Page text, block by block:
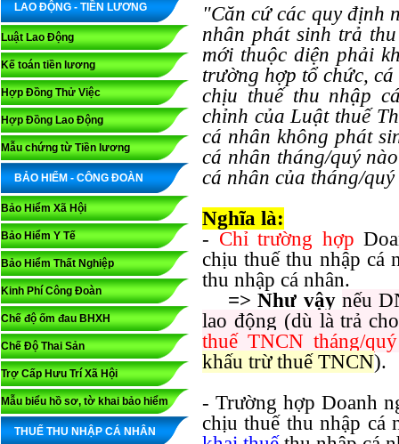
LAO ĐỘNG - TIỀN LƯƠNG
Luật Lao Động
Kế toán tiền lương
Hợp Đồng Thử Việc
Hợp Đồng Lao Động
Mẫu chứng từ Tiền lương
BẢO HIỂM - CÔNG ĐOÀN
Bảo Hiểm Xã Hội
Bảo Hiểm Y Tế
Bảo Hiểm Thất Nghiệp
Kinh Phí Công Đoàn
Chế độ ốm đau BHXH
Chế Độ Thai Sản
Trợ Cấp Hưu Trí Xã Hội
Mẫu biểu hồ sơ, tờ khai bảo hiểm
THUẾ THU NHẬP CÁ NHÂN
"Căn cứ các quy định
nhân phát sinh trả
mới thuộc diện phải
trường hợp tổ chức,
chịu thuế thu nhập
chỉnh của Luật thuế
cá nhân không phát
cá nhân tháng/quý
cá nhân của tháng/
Nghĩa là:
- Chỉ trường hợp
chịu thuế thu nhập cá
thu nhập cá nhân.
=> Như vậy nếu
lao động (dù là trả
thuế TNCN tháng/
khấu trừ thuế TNCN).
- Trường hợp Doanh
chịu thuế thu nhập cá